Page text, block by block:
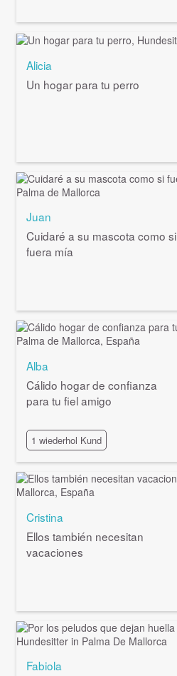
Alicia
Un hogar para tu perro
Juan
Cuidaré a su mascota como si
fuera mía
Alba
Cálido hogar de confianza
para tu fiel amigo
1 wiederhol Kund
Cristina
Ellos también necesitan
vacaciones
Fabiola